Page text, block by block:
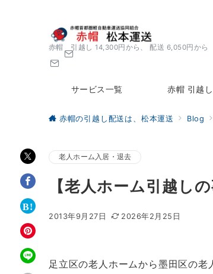
赤帽 引越し 14,300円から、 配送 6,050円か
サービス一覧 赤帽 引越し
赤帽の引越し配送は、松本運送 Blog
老人ホーム入居・退去
【老人ホーム引越し
2013年9月27日 2026年2月25日
足立区の老人ホームから墨田区の老